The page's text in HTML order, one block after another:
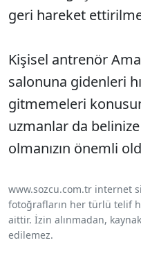
geri hareket
Kişisel antrenör
salonuna gidenleri
gitmemeleri
uzmanlar da
olmanızın önemli
www.sozcu.com.tr internet
fotoğrafların her türlü telif
aittir. İzin alınmadan,
edilemez.